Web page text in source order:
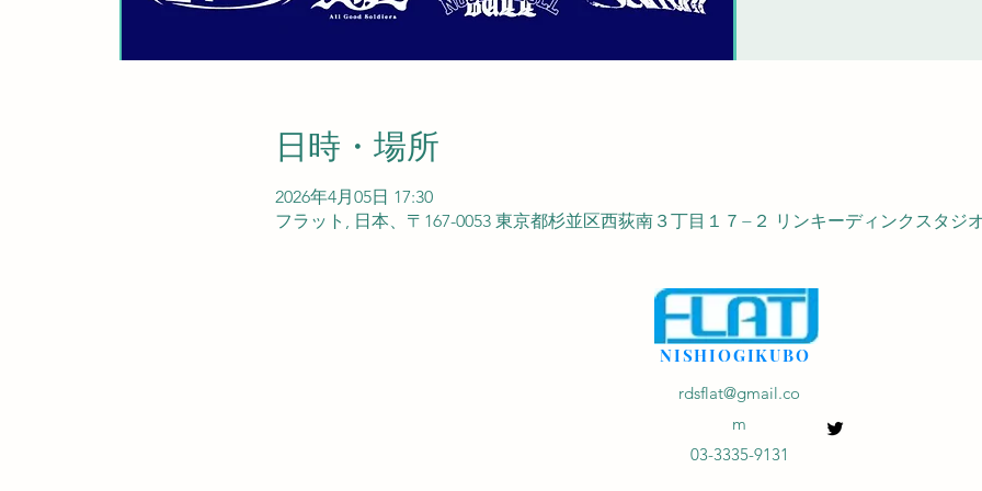
日時・場所
2026年4月05日 17:30
フラット, 日本、〒167-0053 東京都杉並区西荻南３丁目１７−２ リンキーディンクスタジ
rdsflat@gmail.co
m
03-3335-9131
NISHIOGIKUBO